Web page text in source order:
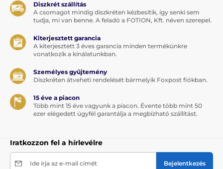
Diszkrét szállítás
A csomagot mindig diszkréten kézbesítik, így senki sem
tudja, mi van benne. A feladó a FOTION, Kft. néven szerepel.
Kiterjesztett garancia
A kiterjesztett 3 éves garancia minden termékünkre
vonatkozik a kínálatunkban.
Személyes gyűjtemény
Diszkréten átveheti rendelését bármelyik Foxpost fiókban.
15 éve a piacon
Több mint 15 éve vagyunk a piacon. Évente több mint 50
ezer elégedett ügyfél garantálja a megbízható szállítást.
Iratkozzon fel a hírlevélre
Ide írja az e-mail címét Bejelentkezés